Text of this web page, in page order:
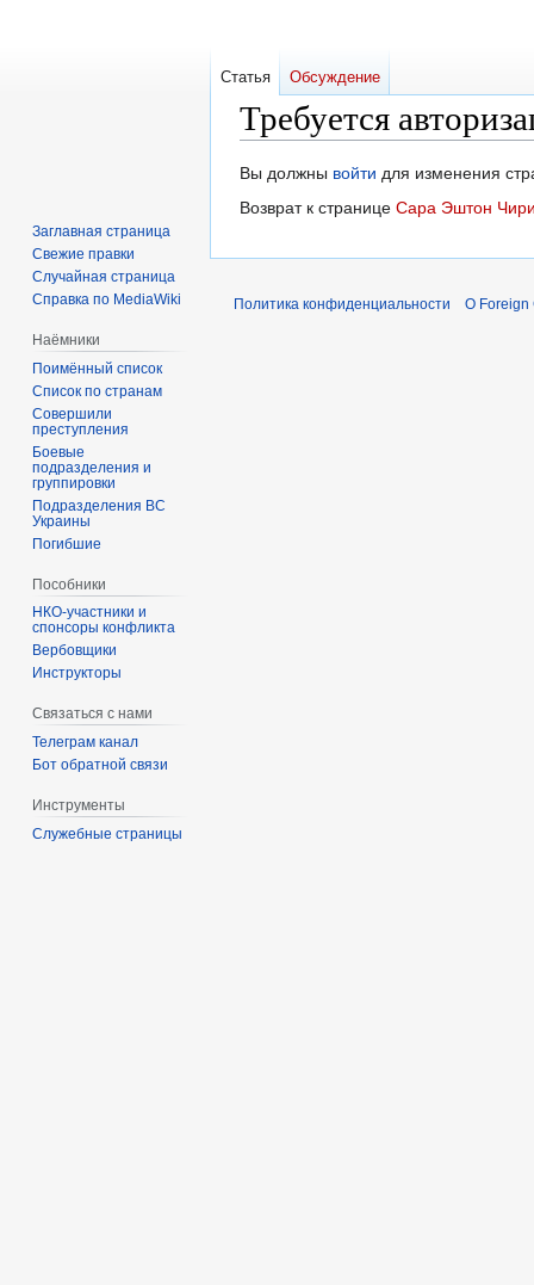
Требуется
Перейти
к
Перейти
к
Вы должны войти для изменения
Возврат к странице Сара Эштон
Статья Обсуждение
Заглавная страница
Свежие правки
Случайная страница
Справка по MediaWiki
Наёмники
Поимённый список
Список по странам
Совершили
преступления
Боевые
подразделения и
группировки
Подразделения ВС
Украины
Погибшие
Пособники
спонсоры конфликта
‏‎Вербовщики
Инструкторы
Связаться с нами
Телеграм канал
Бот обратной связи
Инструменты
Служебные страницы
Политика конфиденциальности О Foreign